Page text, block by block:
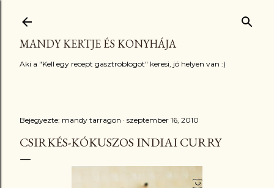
MANDY KERTJE ÉS KONYHÁJA
Aki a "Kell egy recept gasztroblogot" keresi, jó helyen van :)
Bejegyezte: mandy tarragon szeptember 16, 2010
CSIRKÉS-KÓKUSZOS INDIAI CURRY